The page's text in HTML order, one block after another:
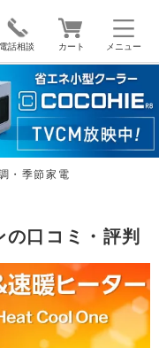
メニュー
電話相談 カート
ここひえ 枕
マイキュット
マイル
・季節家電
口コミ・評判